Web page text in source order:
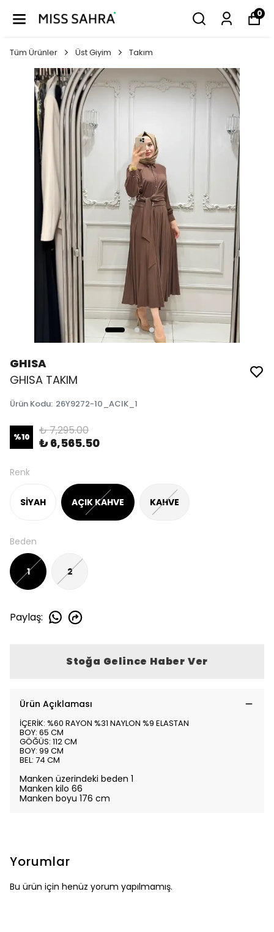
0
Tüm Ürünler Üst Giyim Takım
GHISA
GHISA TAKIM
Ürün Kodu: 26Y9272-10_ACIK_1
%10 ₺ 7,295.00
₺ 6,565.50
Renk
SİYAH AÇIK KAHVE KAHVE
Beden
1 2
Paylaş:
Stoğa Gelince Haber Ver
Ürün Açıklaması
İÇERİK: %60 RAYON %31 NAYLON %9 ELASTAN
BOY: 65 CM
GÖĞÜS: 112 CM
BOY: 99 CM
BEL: 74 CM
Manken üzerindeki beden 1
Manken kilo 66
Manken boyu 176 cm
Yorumlar
Bu ürün için henüz yorum yapılmamış.